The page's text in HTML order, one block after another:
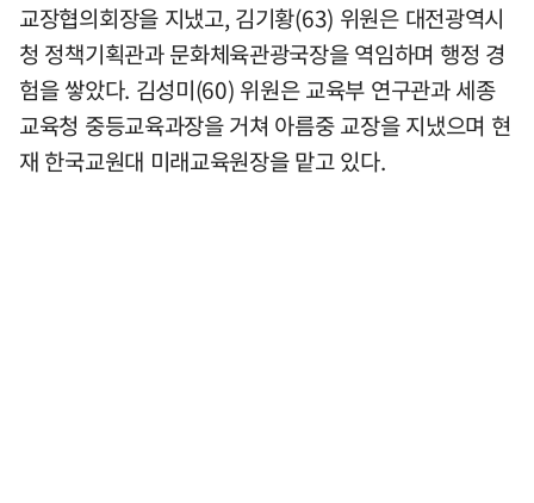
교장협의회장을 지냈고, 김기황(63) 위원은 대전광역시
청 정책기획관과 문화체육관광국장을 역임하며 행정 경
험을 쌓았다. 김성미(60) 위원은 교육부 연구관과 세종
교육청 중등교육과장을 거쳐 아름중 교장을 지냈으며 현
재 한국교원대 미래교육원장을 맡고 있다.